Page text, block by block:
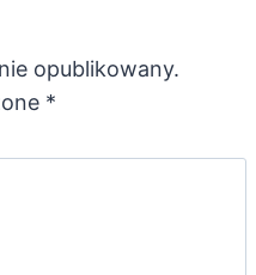
opublikowany.
*